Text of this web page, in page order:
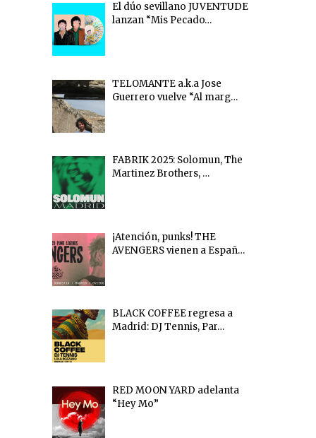
El dúo sevillano JUVENTUDE
lanzan “Mis Pecado…
TELOMANTE a.k.a Jose
Guerrero vuelve “Al marg…
FABRIK 2025: Solomun, The
Martinez Brothers, …
¡Atención, punks! THE
AVENGERS vienen a Españ…
BLACK COFFEE regresa a
Madrid: DJ Tennis, Par…
RED MOON YARD adelanta
“Hey Mo”